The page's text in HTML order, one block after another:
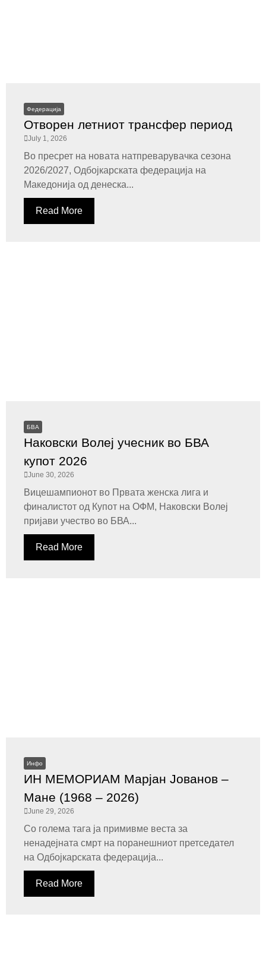
Федерација
Отворен летниот трансфер период
July 1, 2026
Во пресрет на новата натпреварувачка сезона
2026/2027, Одбојкарската федерација на
Македонија од денеска...
Read More
БВА
Наковски Волеј учесник во БВА
купот 2026
June 30, 2026
Вицешампионот во Првата женска лига и
финалистот од Купот на ОФМ, Наковски Волеј
пријави учество во БВА...
Read More
Инфо
ИН МЕМОРИАМ Марјан Јованов –
Мане (1968 – 2026)
June 29, 2026
Со голема тага ја примивме веста за
ненадејната смрт на поранешниот претседател
на Одбојкарската федерација...
Read More